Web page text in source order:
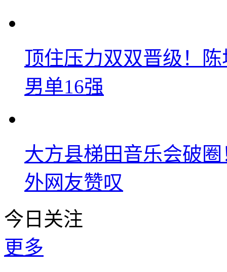
顶住压力双双晋级！
男单16强
大方县梯田音乐会破
外网友赞叹
今日关注
更多